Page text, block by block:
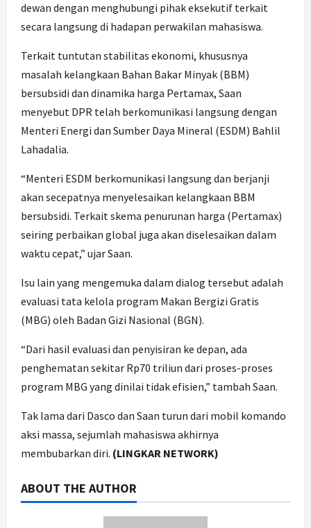
dewan dengan menghubungi pihak eksekutif terkait
secara langsung di hadapan perwakilan mahasiswa.
Terkait tuntutan stabilitas ekonomi, khususnya
masalah kelangkaan Bahan Bakar Minyak (BBM)
bersubsidi dan dinamika harga Pertamax, Saan
menyebut DPR telah berkomunikasi langsung dengan
Menteri Energi dan Sumber Daya Mineral (ESDM) Bahlil
Lahadalia.
“Menteri ESDM berkomunikasi langsung dan berjanji
akan secepatnya menyelesaikan kelangkaan BBM
bersubsidi. Terkait skema penurunan harga (Pertamax)
seiring perbaikan global juga akan diselesaikan dalam
waktu cepat,” ujar Saan.
Isu lain yang mengemuka dalam dialog tersebut adalah
evaluasi tata kelola program Makan Bergizi Gratis
(MBG) oleh Badan Gizi Nasional (BGN).
“Dari hasil evaluasi dan penyisiran ke depan, ada
penghematan sekitar Rp70 triliun dari proses-proses
program MBG yang dinilai tidak efisien,” tambah Saan.
Tak lama dari Dasco dan Saan turun dari mobil komando
aksi massa, sejumlah mahasiswa akhirnya
membubarkan diri. (LINGKAR NETWORK)
ABOUT THE AUTHOR